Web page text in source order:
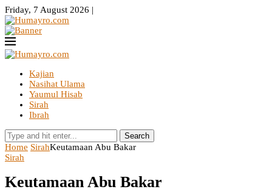
Friday, 7 August 2026 |
Kajian
Nasihat Ulama
Yaumul Hisab
Sirah
Ibrah
Search
Home SirahKeutamaan Abu Bakar
Sirah
Keutamaan Abu Bakar